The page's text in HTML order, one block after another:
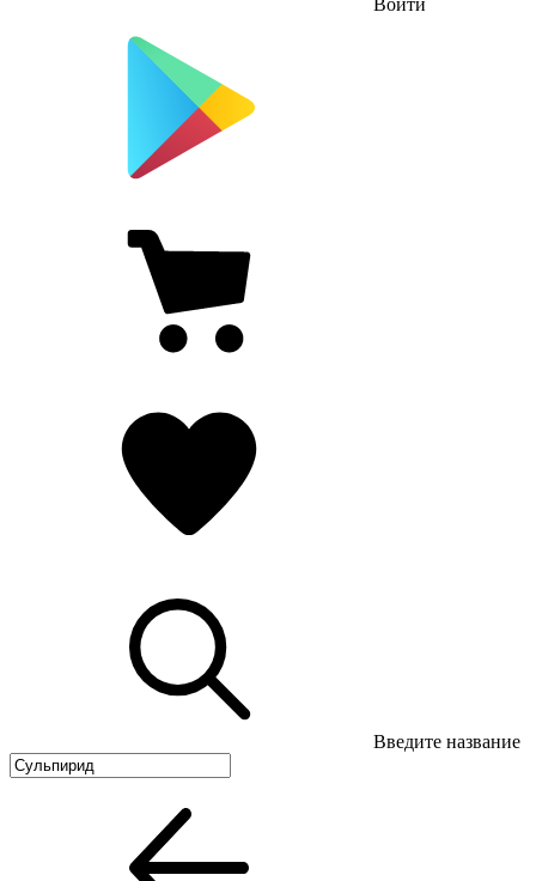
Войти
Введите название